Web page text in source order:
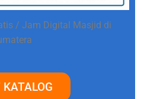
/ Jam Digital Masjid di